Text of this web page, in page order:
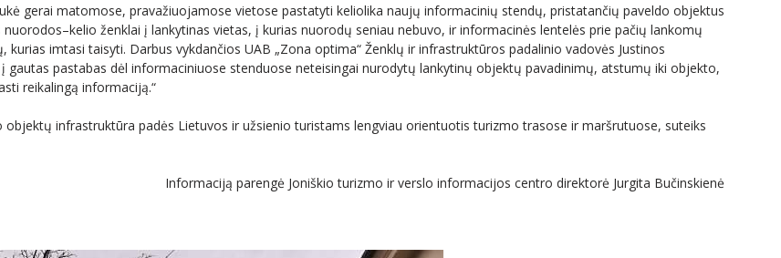
gerai matomose, pravažiuojamose vietose pastatyti keliolika naujų informacinių stendų, pristatančių paveldo objektus
ženklai į lankytinas vietas, į kurias nuorodų seniau nebuvo, ir informacinės lentelės prie pačių lankomų
imtasi taisyti. Darbus vykdančios UAB „Zona optima“ Ženklų ir infrastruktūros padalinio vadovės Justinos
gautas pastabas dėl informaciniuose stenduose neteisingai nurodytų lankytinų objektų pavadinimų, atstumų iki objekto,
reikalingą informaciją.“
infrastruktūra padės Lietuvos ir užsienio turistams lengviau orientuotis turizmo trasose ir maršrutuose, suteiks
Informaciją parengė Joniškio turizmo ir verslo informacijos centro direktorė Jurgita Bučinskienė